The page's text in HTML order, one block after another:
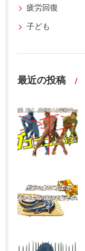
疲労回復
子ども
最近の投稿